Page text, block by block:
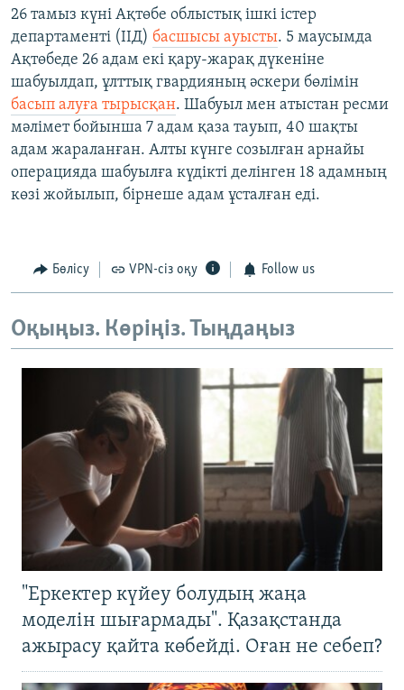
26 тамыз күні Ақтөбе облыстық ішкі істер
департаменті (ІІД) басшысы ауысты. 5 маусымда
Ақтөбеде 26 адам екі қару-жарақ дүкеніне
шабуылдап, ұлттық гвардияның әскери бөлімін
басып алуға тырысқан. Шабуыл мен атыстан ресми
мәлімет бойынша 7 адам қаза тауып, 40 шақты
адам жараланған. Алты күнге созылған арнайы
операцияда шабуылға күдікті делінген 18 адамның
көзі жойылып, бірнеше адам ұсталған еді.
Бөлісу VPN-сіз оқу Follow us
Оқыңыз. Көріңіз. Тыңдаңыз
"Еркектер күйеу болудың жаңа
моделін шығармады". Қазақстанда
ажырасу қайта көбейді. Оған не себеп?